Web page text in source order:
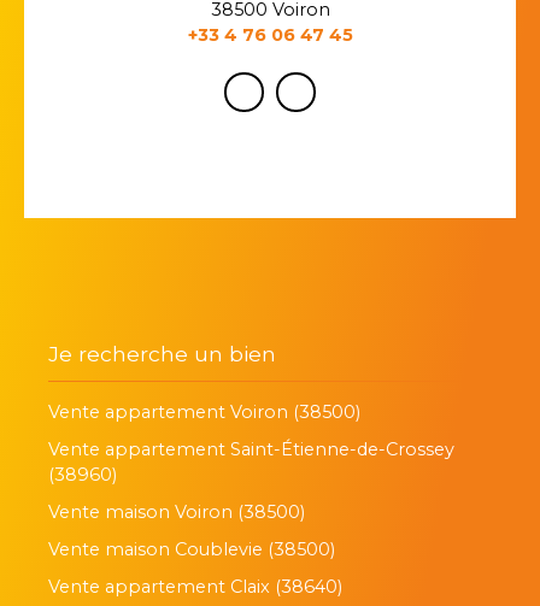
38500 Voiron
+33 4 76 06 47 45
Je recherche un bien
Vente appartement Voiron (38500)
Vente appartement Saint-Étienne-de-Crossey
(38960)
Vente maison Voiron (38500)
Vente maison Coublevie (38500)
Vente appartement Claix (38640)